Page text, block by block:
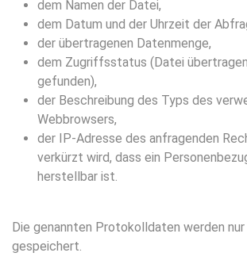
dem Namen der Datei,
dem Datum und der Uhrzeit der
der übertragenen Datenmenge,
dem Zugriffsstatus (Datei
gefunden),
der Beschreibung des Typs des
Webbrowsers,
der IP-Adresse des anfragenden
verkürzt wird, dass ein
herstellbar ist.
Die genannten Protokolldaten werden
gespeichert.